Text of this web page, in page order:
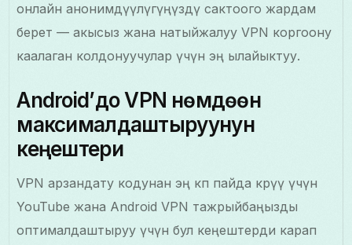
онлайн анонимдүүлүгүңүздү сактоого жардам
берет — акысыз жана натыйжалуу VPN коргоону
каалаган колдонуучулар үчүн эң ылайыктуу.
Android’до VPN үнөмдөөнү
максималдаштыруунун
кеңештери
VPN арзандату кодунан эң көп пайда көрүү үчүн
YouTube жана Android VPN тажрыйбаңызды
оптималдаштыруу үчүн бул кеңештерди карап